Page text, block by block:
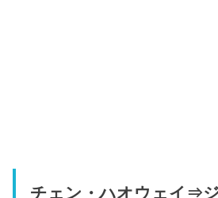
チェン・ハオウェイ⇒